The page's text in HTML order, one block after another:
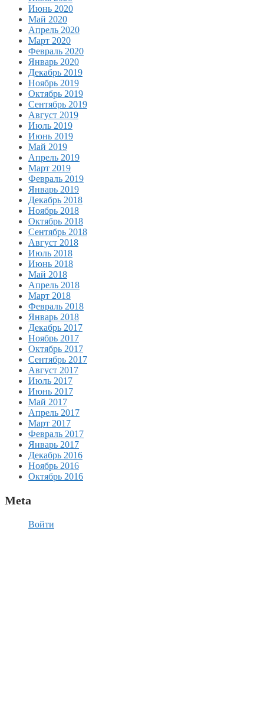
Июнь 2020
Май 2020
Апрель 2020
Март 2020
Февраль 2020
Январь 2020
Декабрь 2019
Ноябрь 2019
Октябрь 2019
Сентябрь 2019
Август 2019
Июль 2019
Июнь 2019
Май 2019
Апрель 2019
Март 2019
Февраль 2019
Январь 2019
Декабрь 2018
Ноябрь 2018
Октябрь 2018
Сентябрь 2018
Август 2018
Июль 2018
Июнь 2018
Май 2018
Апрель 2018
Март 2018
Февраль 2018
Январь 2018
Декабрь 2017
Ноябрь 2017
Октябрь 2017
Сентябрь 2017
Август 2017
Июль 2017
Июнь 2017
Май 2017
Апрель 2017
Март 2017
Февраль 2017
Январь 2017
Декабрь 2016
Ноябрь 2016
Октябрь 2016
Meta
Войти